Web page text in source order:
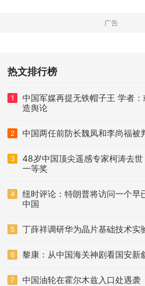
热文排行榜
1
中国军媒再提无铁帽子王 学者
造舆论
2 中国两任前防长魏凤和李尚福被
3
48岁中国顶尖遥感专家柯涛去
一等奖
4
纽时评论：特朗普将访问一个早
中国
5 丁薛祥调研华为晶片基础技术实
6 黎康：从中国海关神剧看国安新
7 中国油轮在霍尔木兹入口处遇袭